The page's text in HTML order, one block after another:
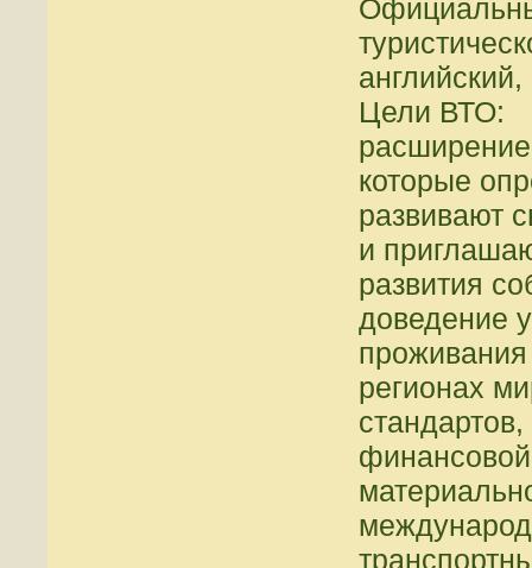
Цели ВТО:
которые
развивают
и
развития
доведение
регионах